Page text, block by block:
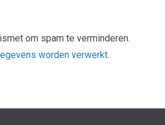
om spam te verminderen.
worden verwerkt.